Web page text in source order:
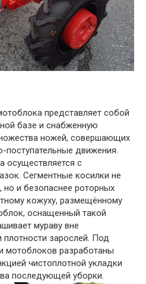
представляет собой
базе и снабженную
ножей, совершающих
движения.
осуществляется с
Сегментные косилки не
но и безопаснее роторных
кожуху, размещённому
оснащенный такой
мураву вне
плотности зарослей. Под
мотоблоков разработаны
чистоплотной укладки
последующей уборки.